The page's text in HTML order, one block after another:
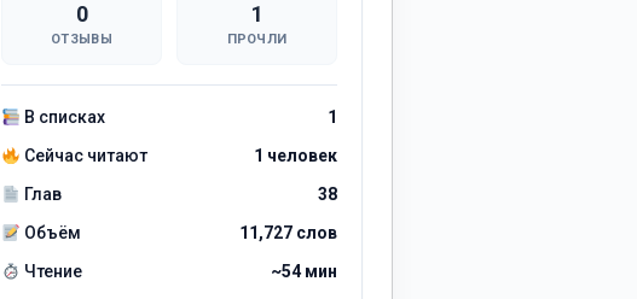
0
ОТЗЫВЫ
1
ПРОЧЛИ
В списках
1
Сейчас читают
1 человек
Глав
38
Объём
11,727 слов
Чтение
~54 мин